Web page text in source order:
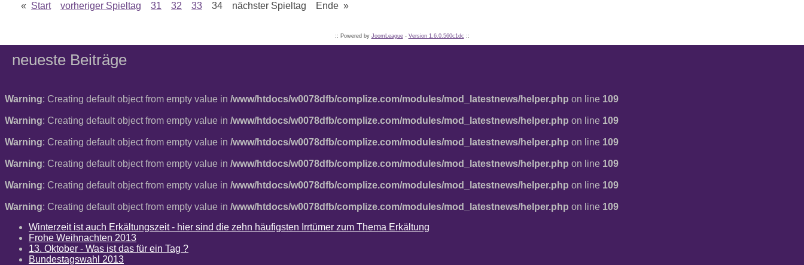
« Start vorheriger Spieltag 31 32 33 34 nächster Spieltag Ende »
:: Powered by JoomLeague- Version 1.6.0.560c1dc ::
neueste Beiträge
Warning: Creating default object from empty value in /www/htdocs/w0078dfb/complize.com/modules/mod_latestnews/helper.php on line 109
Warning: Creating default object from empty value in /www/htdocs/w0078dfb/complize.com/modules/mod_latestnews/helper.php on line 109
Warning: Creating default object from empty value in /www/htdocs/w0078dfb/complize.com/modules/mod_latestnews/helper.php on line 109
Warning: Creating default object from empty value in /www/htdocs/w0078dfb/complize.com/modules/mod_latestnews/helper.php on line 109
Warning: Creating default object from empty value in /www/htdocs/w0078dfb/complize.com/modules/mod_latestnews/helper.php on line 109
Warning: Creating default object from empty value in /www/htdocs/w0078dfb/complize.com/modules/mod_latestnews/helper.php on line 109
Winterzeit ist auch Erkältungszeit - hier sind die zehn häufigsten Irrtümer zum Thema Erkältung
Frohe Weihnachten 2013
13. Oktober - Was ist das für ein Tag ?
Bundestagswahl 2013